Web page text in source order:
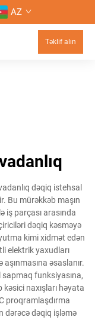
AZ
Təklif alın
dəqiq istehsal
Bu mürəkkəb maşın
iş parçası arasında
dəqiq kəsməyə
kimi xidmət edən
elektrik yaxudları
əsaslanır.
funksiyasına,
naxışları həyata
proqramlaşdırma
dərəcə dəqiq işləmə